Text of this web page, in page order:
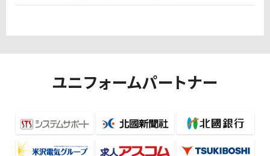
ユニフォームパートナー